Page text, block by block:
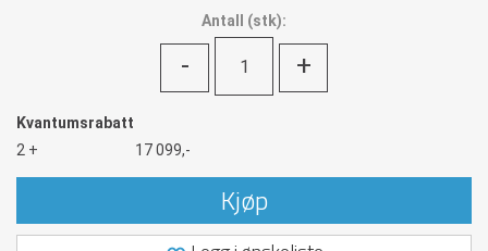
Antall (stk):
- +
Kvantumsrabatt
2 +
17 099,-
Kjøp